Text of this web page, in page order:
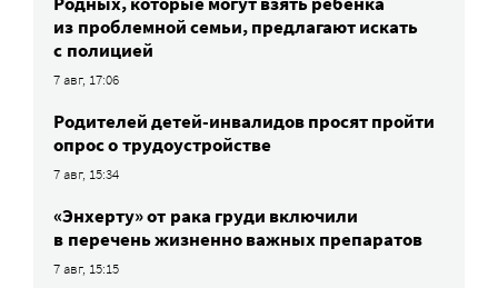
из проблемной семьи, предлагают искать
с полицией
7 авг, 17:06
Родителей детей-инвалидов просят пройти
опрос о трудоустройстве
7 авг, 15:34
«Энхерту» от рака груди включили
в перечень жизненно важных препаратов
7 авг, 15:15